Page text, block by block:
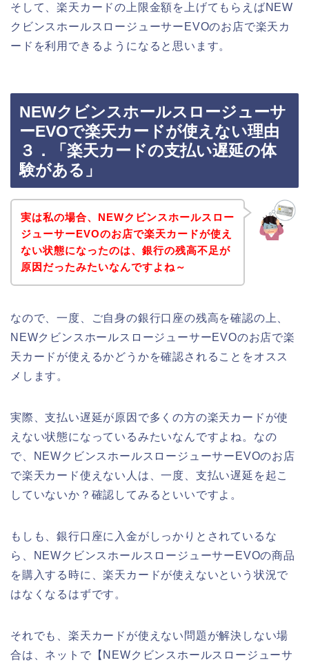
そして、楽天カードの上限金額を上げてもらえばNEW
クビンスホールスロージューサーEVOのお店で楽天カ
ードを利用できるようになると思います。
NEWクビンスホールスロージューサ
ーEVOで楽天カードが使えない理由
３．「楽天カードの支払い遅延の体
験がある」
実は私の場合、NEWクビンスホールスロー
ジューサーEVOのお店で楽天カードが使え
ない状態になったのは、銀行の残高不足が
原因だったみたいなんですよね～
なので、一度、ご自身の銀行口座の残高を確認の上、
NEWクビンスホールスロージューサーEVOのお店で楽
天カードが使えるかどうかを確認されることをオスス
メします。
実際、支払い遅延が原因で多くの方の楽天カードが使
えない状態になっているみたいなんですよね。なの
で、NEWクビンスホールスロージューサーEVOのお店
で楽天カード使えない人は、一度、支払い遅延を起こ
していないか？確認してみるといいですよ。
もしも、銀行口座に入金がしっかりとされているな
ら、NEWクビンスホールスロージューサーEVOの商品
を購入する時に、楽天カードが使えないという状況で
はなくなるはずです。
それでも、楽天カードが使えない問題が解決しない場
合は、ネットで【NEWクビンスホールスロージューサ